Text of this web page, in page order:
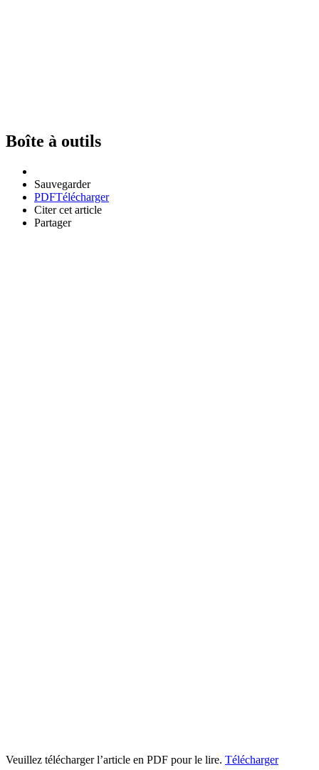
Boîte à outils
Sauvegarder
PDFTélécharger
Citer cet article
Partager
Veuillez télécharger l’article en PDF pour le lire. Télécharger